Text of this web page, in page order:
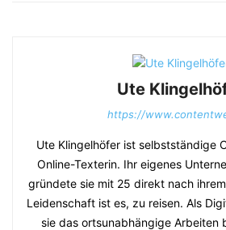
Ute
https://
Ute Klingelhöfer ist selbstständige
Online-Texterin. Ihr eigenes
gründete sie mit 25 direkt nach
Leidenschaft ist es, zu reisen. Als
sie das ortsunabhängige Arbeiten